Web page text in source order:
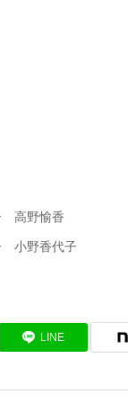
高野愉香
小野香代子
LINE